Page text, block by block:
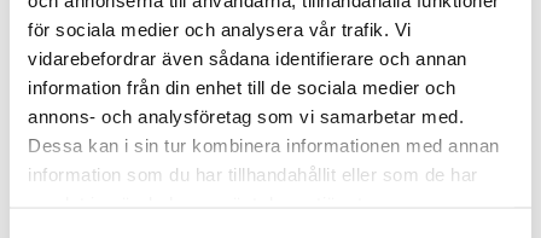
för sociala medier och analysera vår trafik. Vi
vidarebefordrar även sådana identifierare och annan
information från din enhet till de sociala medier och
annons- och analysföretag som vi samarbetar med.
Dessa kan i sin tur kombinera informationen med annan
information som du har tillhandahållit eller som de har